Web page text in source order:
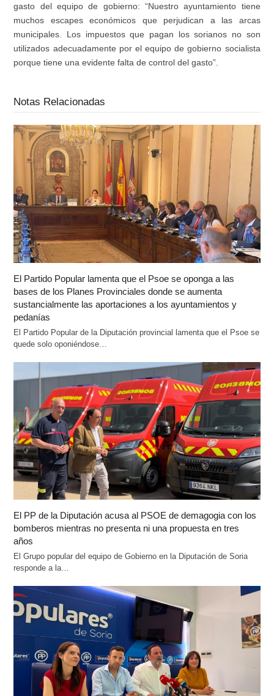
gasto del equipo de gobierno: “Nuestro ayuntamiento tiene
muchos escapes económicos que perjudican a las arcas
municipales. Los impuestos que pagan los sorianos no son
utilizados adecuadamente por el equipo de gobierno socialista
porque tiene una evidentefalta de controldel gasto”.
Notas Relacionadas
El Partido Popular lamenta que el Psoe se oponga a las
bases de los Planes Provinciales donde se aumenta
sustancialmente las aportaciones a los ayuntamientos y
pedanías
El Partido Popular de la Diputación provincial lamenta que el Psoe se
quede solo oponiéndose…
El PP de la Diputación acusa al PSOE de demagogia con los
bomberos mientras no presenta ni una propuesta en tres
años
El Grupo popular del equipo de Gobierno en la Diputación de Soria
responde a la…